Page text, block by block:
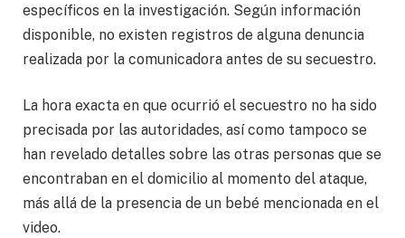
específicos en la investigación. Según información
disponible, no existen registros de alguna denuncia
realizada por la comunicadora antes de su secuestro.
La hora exacta en que ocurrió el secuestro no ha sido
precisada por las autoridades, así como tampoco se
han revelado detalles sobre las otras personas que se
encontraban en el domicilio al momento del ataque,
más allá de la presencia de un bebé mencionada en el
video.